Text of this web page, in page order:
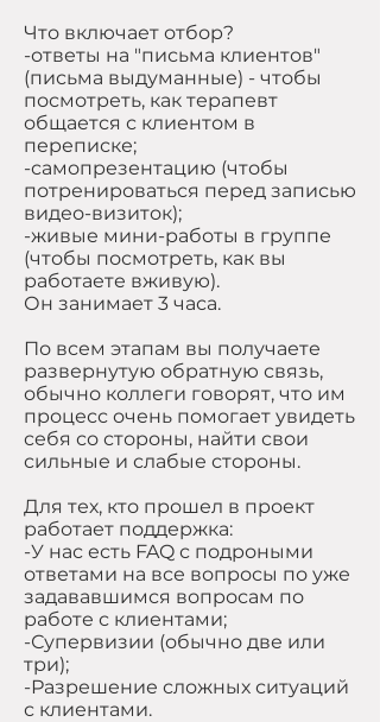
Что включает отбор?
-ответы на "письма клиентов"
(письма выдуманные) - чтобы
посмотреть, как терапевт
общается с клиентом в
переписке;
-самопрезентацию (чтобы
потренироваться перед записью
видео-визиток);
-живые мини-работы в группе
(чтобы посмотреть, как вы
работаете вживую).
Он занимает 3 часа.
По всем этапам вы получаете
развернутую обратную связь,
обычно коллеги говорят, что им
процесс очень помогает увидеть
себя со стороны, найти свои
сильные и слабые стороны.
Для тех, кто прошел в проект
работает поддержка:
-У нас есть FAQ с подроными
ответами на все вопросы по уже
задававшимся вопросам по
работе с клиентами;
-Супервизии (обычно две или
три);
-Разрешение сложных ситуаций
с клиентами.